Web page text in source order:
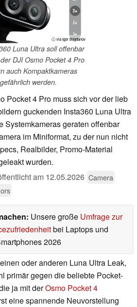
ⓘ via Igor Bogdanov
Luna Ultra soll offenbar
DJI Osmo Pocket 4 Pro
auch Kompaktkameras
gefährlich werden.
Pocket 4 Pro muss sich vor der lieb
guckenden Insta360 Luna Ultra
Systemkameras geraten offenbar
im Miniformat, zu der nun nicht
Realbilder, Promo-Material
wurden.
am 12.05.2026 Camera
Unsere große Umfrage zur
bei Laptops und
2026
oder anderen Luna Ultra Leak,
primär gegen die beliebte Pocket-
ja mit derOsmo Pocket 4
eine spannende Neuvorstellung